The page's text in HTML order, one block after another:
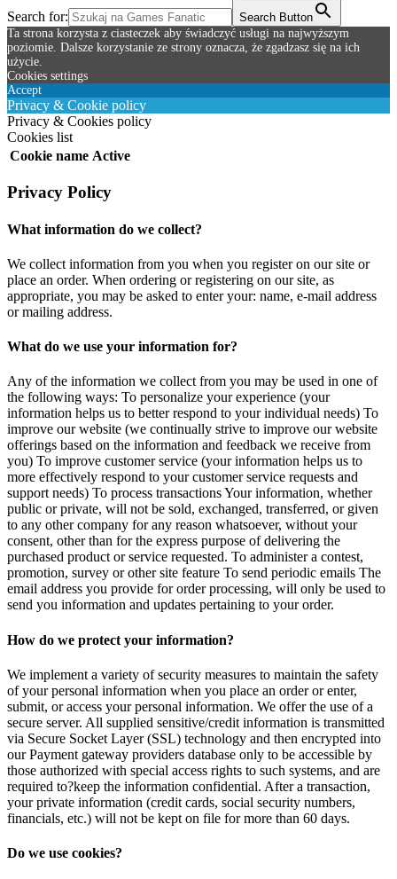
Search for:
Search Button
Ta strona korzysta z ciasteczek aby świadczyć usługi na najwyższym
poziomie. Dalsze korzystanie ze strony oznacza, że zgadzasz się na ich
użycie.
Cookies settings
Accept
Privacy & Cookie policy
Privacy & Cookies policy
Cookies list
Cookie name Active
Privacy Policy
What information do we collect?
We collect information from you when you register on our site or
place an order. When ordering or registering on our site, as
appropriate, you may be asked to enter your: name, e-mail address
or mailing address.
What do we use your information for?
Any of the information we collect from you may be used in one of
the following ways: To personalize your experience (your
information helps us to better respond to your individual needs) To
improve our website (we continually strive to improve our website
offerings based on the information and feedback we receive from
you) To improve customer service (your information helps us to
more effectively respond to your customer service requests and
support needs) To process transactions Your information, whether
public or private, will not be sold, exchanged, transferred, or given
to any other company for any reason whatsoever, without your
consent, other than for the express purpose of delivering the
purchased product or service requested. To administer a contest,
promotion, survey or other site feature To send periodic emails The
email address you provide for order processing, will only be used to
send you information and updates pertaining to your order.
How do we protect your information?
We implement a variety of security measures to maintain the safety
of your personal information when you place an order or enter,
submit, or access your personal information. We offer the use of a
secure server. All supplied sensitive/credit information is transmitted
via Secure Socket Layer (SSL) technology and then encrypted into
our Payment gateway providers database only to be accessible by
those authorized with special access rights to such systems, and are
required to?keep the information confidential. After a transaction,
your private information (credit cards, social security numbers,
financials, etc.) will not be kept on file for more than 60 days.
Do we use cookies?